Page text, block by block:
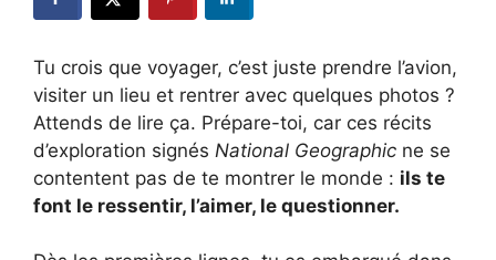
Tu crois que voyager, c’est juste prendre l’avion,
visiter un lieu et rentrer avec quelques photos ?
Attends de lire ça. Prépare-toi, car ces récits
d’exploration signés National Geographic ne se
contentent pas de te montrer le monde : ils te
font le ressentir, l’aimer, le questionner.